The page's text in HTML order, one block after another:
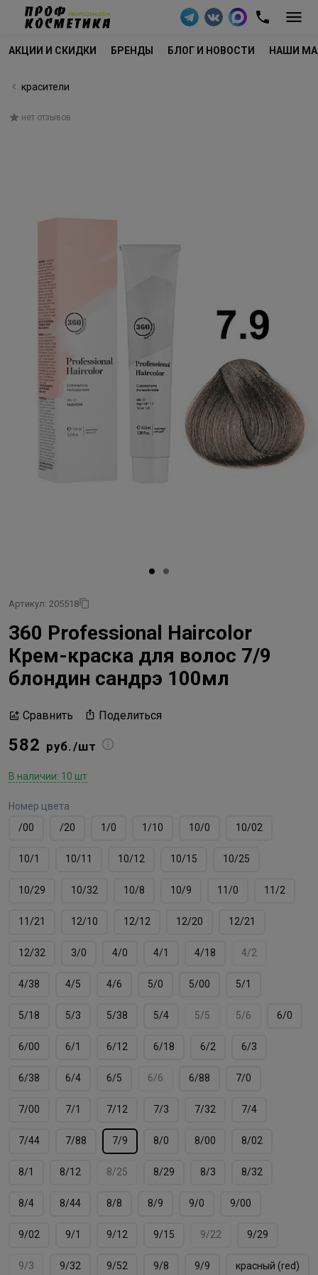
АКЦИИ И СКИДКИ БРЕНДЫ БЛОГ И НОВОСТИ НАШИ
красители
нет отзывов
Артикул: 205518
360 Professional Haircolor
Крем-краска для волос 7/9
блондин сандрэ 100мл
Сравнить Поделиться
582 руб./шт
В наличии: 10 шт
Номер цвета
/00
/20 1/0 1/10 10/0 10/02
10/1 10/11 10/12 10/15 10/25
10/29 10/32 10/8 10/9 11/0 11/2
11/21 12/10 12/12 12/20 12/21
12/32 3/0 4/0 4/1 4/18 4/2
4/38 4/5 4/6 5/0 5/00 5/1
5/18 5/3 5/38 5/4 5/5 5/6 6/0
6/00 6/1 6/12 6/18 6/2 6/3
6/38 6/4 6/5 6/6 6/88 7/0
7/00 7/1 7/12 7/3 7/32 7/4
7/44 7/88 7/9 8/0 8/00 8/02
8/1 8/12 8/25 8/29 8/3 8/32
8/4 8/44 8/8 8/9 9/0 9/00
9/02 9/1 9/12 9/15 9/22 9/29
9/3 9/32 9/52 9/8 9/9 красный (red)